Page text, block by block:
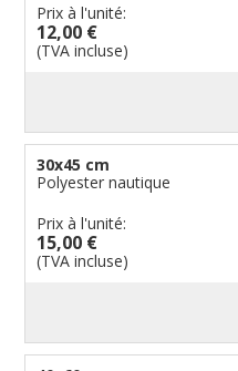
Prix à l'unité:
12,00 €
(TVA incluse)
30x45 cm
Polyester nautique
Prix à l'unité:
15,00 €
(TVA incluse)